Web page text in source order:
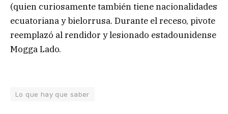
(quien curiosamente también tiene nacionalidades
ecuatoriana y bielorrusa. Durante el receso, pivote
reemplazó al rendidor y lesionado estadounidense
Mogga Lado.
Lo que hay que saber